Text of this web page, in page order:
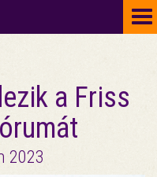
a Friss
2023